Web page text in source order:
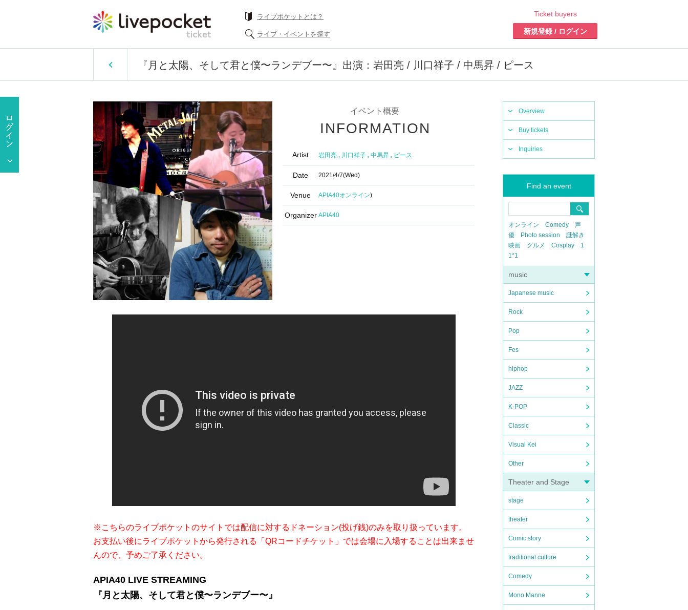
ライブポケットとは？
ライブ・イベントを探す
Ticket buyers
新規登録 / ログイン
『月と太陽、そして君と僕〜ランデブー〜』出演：岩田亮 / 川口祥子 / 中馬昇 / ピース
Overview
Buy tickets
Inquiries
Find an event
オンライン Comedy
声
優
Photo session
謎解き
映画
グルメ Cosplay
1
1*1
music
Japanese music
Rock
Pop
Fes
hiphop
JAZZ
K-POP
Classic
Visual Kei
Other
Theater and Stage
stage
theater
Comic story
traditional culture
Comedy
Mono Manne
イベント概要
INFORMATION
Artist 岩田亮 , 川口祥子 , 中馬昇 , ピース
Date 2021/4/7(Wed)
Venue APIA40オンライン)
Organizer APIA40
※こちらのライブポケットのサイトでは配信に対するドネーション(投げ銭)のみを取り扱っています。
お支払い後にライブポケットから発行される「QRコードチケット」では会場に入場することは出来ませ
んので、予めご了承ください。
APIA40 LIVE STREAMING
『月と太陽、そして君と僕〜ランデブー〜』